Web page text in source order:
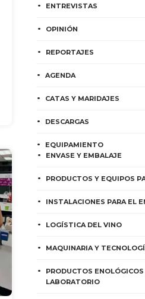
ENTREVISTAS
OPINIÓN
REPORTAJES
AGENDA
CATAS Y MARIDAJES
DESCARGAS
EQUIPAMIENTO
ENVASE Y EMBALAJE
PRODUCTOS Y EQUIPOS
INSTALACIONES PARA EL
LOGÍSTICA DEL VINO
MAQUINARIA Y
PRODUCTOS
LABORATORIO